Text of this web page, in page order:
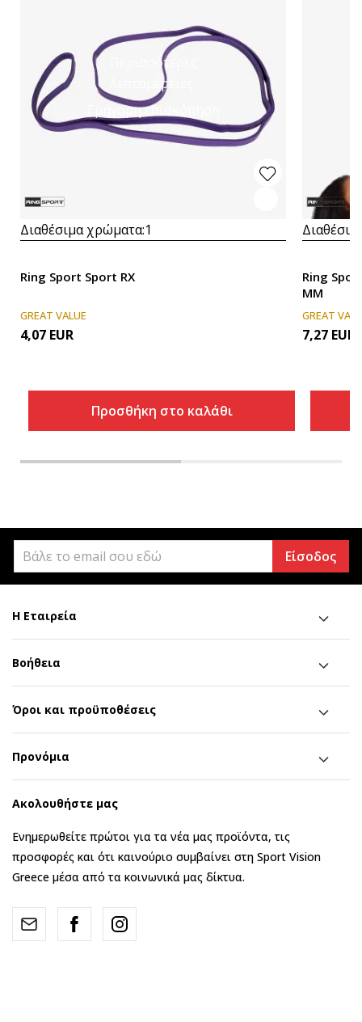
Περισσότερες
λεπτομέρειες
Γρήγορη επισκόπηση
Διαθέσιμα χρώματα:1
Ring Sport Sport RX
GREAT VALUE
4,07 EUR
Προσθήκη στο καλάθι
Ring
MM
GREAT
7,27 EUR
Είσοδος
Η Εταιρεία
Βοήθεια
Όροι και προϋποθέσεις
Προνόμια
Ακολουθήστε μας
Ενημερωθείτε πρώτοι για τα νέα μας προϊόντα, τις
προσφορές και ότι καινούριο συμβαίνει στη Sport Vision
Greece μέσα από τα κοινωνικά μας δίκτυα.